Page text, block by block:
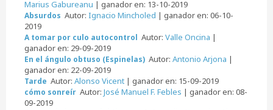
Marius Gabureanu | ganador en: 13-10-2019
Absurdos Autor: Ignacio Mincholed | ganador en: 06-10-
2019
A tomar por culo autocontrol Autor: Valle Oncina |
ganador en: 29-09-2019
En el ángulo obtuso (Espinelas) Autor: Antonio Arjona |
ganador en: 22-09-2019
Tarde Autor: Alonso Vicent | ganador en: 15-09-2019
cómo sonreír Autor: José Manuel F. Febles | ganador en: 08-
09-2019